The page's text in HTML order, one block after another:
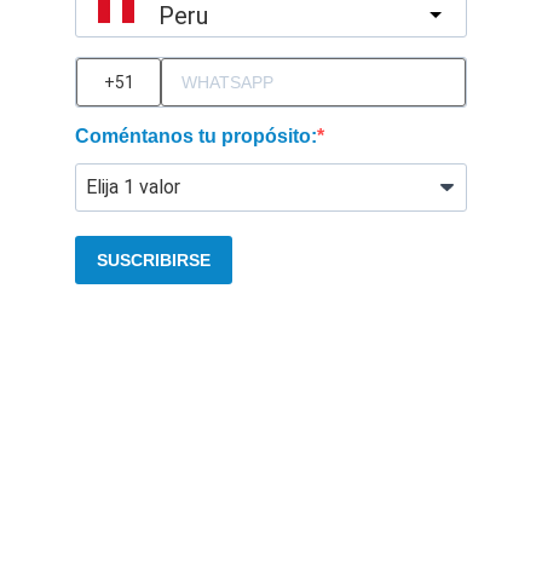
Peru
Coméntanos tu propósito:
SUSCRIBIRSE